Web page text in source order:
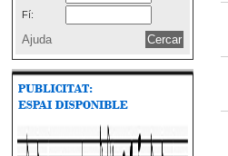
Fí:
Ajuda